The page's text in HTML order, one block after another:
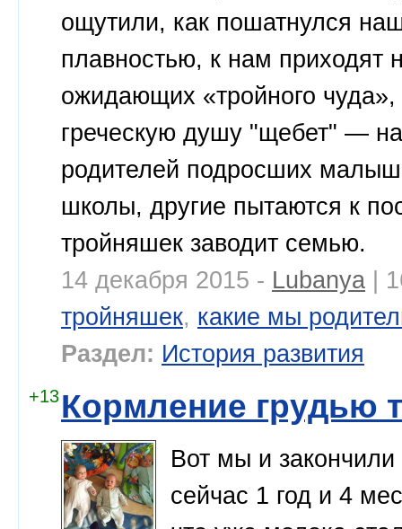
ощутили, как пошатнулся
плавностью, к нам приходят
ожидающих «тройного
греческую душу "щебет" —
родителей подросших
школы, другие пытаются к
тройняшек заводит семью.
14 декабря 2015 - Lubanya |
тройняшек, какие мы
Раздел: История развития
+13Кормление грудью
Вот мы и
сейчас 1 год и 4